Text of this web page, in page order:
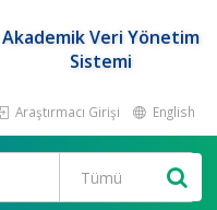
Akademik Veri Yönetim
Sistemi
Araştırmacı Girişi English